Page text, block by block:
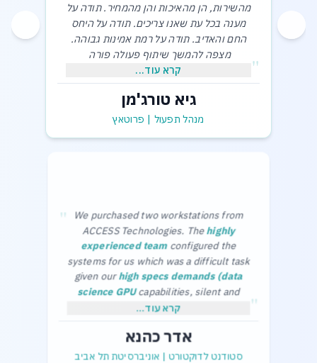
מהשירות, הן מהאיכות והן מהמחיר. תודה על
מענה בכל עת שאנו צריכים. תודה על היחס
החם והאדיב. תודה על רמת אמינות גבוהה.
מצפה להמשך שיתוף פעולה פורה
,בכבוד רב
גיא תורג'מן-מנהל תפעול
" קרא עוד...
גיא טורג'מן
מנהל תפעול | פרוטאץ
" We purchased two workstations from
ACCESS Technologies. Thehighly
experienced teamconfigured the
systems for us which was a difficult task
given ourhigh specs demands (data
science GPUcapabilities, silent and
cool in the office) and limited budget.
without any problems.
Thanks a lot,
" קרא עוד...
אדר כהנא
סטודנט לדוקטורט | אוניברסיטת תל אביב